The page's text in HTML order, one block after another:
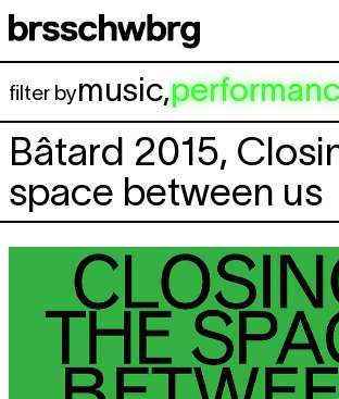
Aller au contenu principal
filter bymusic,
Bâtard 2015,
space between us